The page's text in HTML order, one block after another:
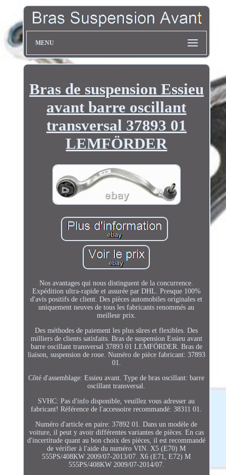
MENU
Bras de suspension Essieu
avant barre oscillant
transversal 37893 01
LEMFÖRDER
Nos avantages qui nous distinguent de la concurrence.
Expédition ultra-rapide et assurée par DHL. Presque 100%
d'avis positifs de client. Des pièces automobiles originales et
uniquement neuves de tous les fabricants renommés au
meilleur prix.
Des méthodes de paiement les plus sûres et flexibles. Des
milliers de clients satisfaits. Bras de suspension Essieu avant
barre oscillant transversal 37893 01 LEMFÖRDER. Bras de
liaison, suspension de roue. Numéro de pièce fabricant: 37893
01.
Côté d'assemblage: Essieu avant. Type de bras oscillant: barre
oscillant transversal.
SVHC: Pas d'info disponible, veuillez vous adresser au
fabricant! Référence de l'accessoire recommandé: 38311 01.
Numéro d'article en paire: 37892 01. Dans un modèle de
voiture, il peut y avoir différentes variantes de pièces. En cas
d'incertitude quant au bon choix des pièces, il est recommandé
de vérifier à l'aide du numéro VIN. X5 (E70) M
555PS/408KW 2009/07-2013/07. X6 (E71, E72) M
555PS/408KW 2009/07-2014/07.